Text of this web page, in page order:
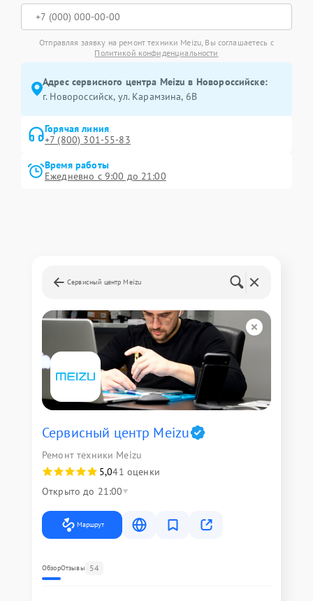
Отправляя заявку на ремонт техники Meizu, Вы соглашаетесь с
Политикой конфиденциальности
Адрес сервисного центра Meizu в Новороссийске:
г. Новороссийск, ул. Карамзина, 6В
Горячая линия
+7 (800) 301-55-83
Время работы
Ежедневно с 9:00 до 21:00
Сервисный центр Meizu
Сервисный центр Meizu
Ремонт техники Meizu
5,041 оценки
Открыто до 21:00
Маршрут
ОбзорОтзывы 54